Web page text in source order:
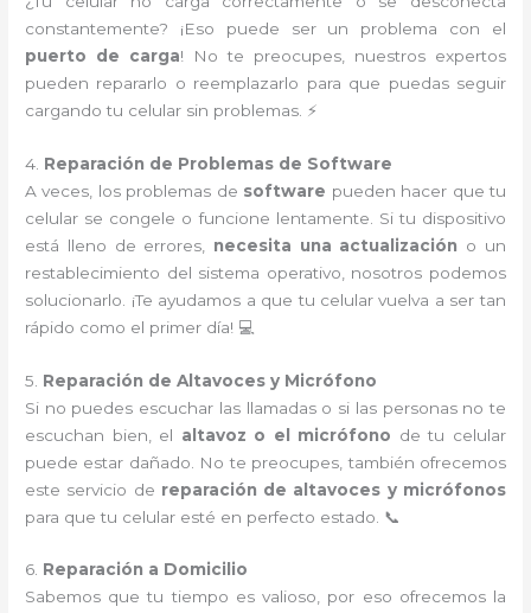
constantemente? ¡Eso puede ser un problema con el
puerto de carga! No te preocupes, nuestros expertos
pueden repararlo o reemplazarlo para que puedas seguir
cargando tu celular sin problemas. ⚡
4. Reparación de Problemas de Software
A veces, los problemas de software pueden hacer que tu
celular se congele o funcione lentamente. Si tu dispositivo
está lleno de errores, necesita una actualización o un
restablecimiento del sistema operativo, nosotros podemos
solucionarlo. ¡Te ayudamos a que tu celular vuelva a ser tan
rápido como el primer día! 💻
5. Reparación de Altavoces y Micrófono
Si no puedes escuchar las llamadas o si las personas no te
escuchan bien, el altavoz o el micrófono de tu celular
puede estar dañado. No te preocupes, también ofrecemos
este servicio de reparación de altavoces y micrófonos
para que tu celular esté en perfecto estado. 📞
6. Reparación a Domicilio
Sabemos que tu tiempo es valioso, por eso ofrecemos la